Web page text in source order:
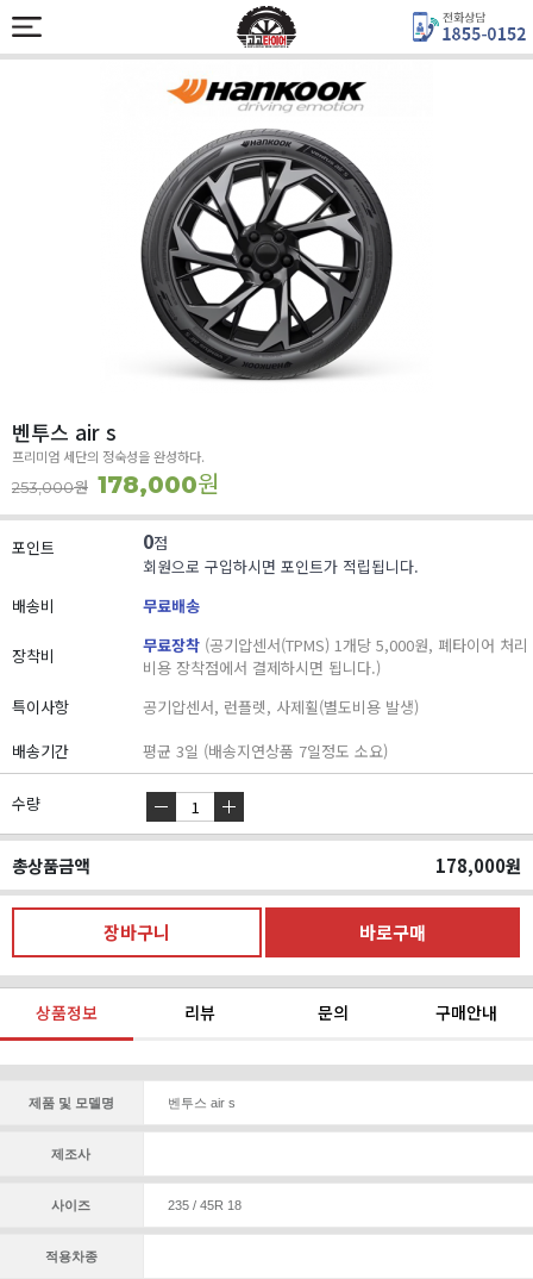
벤투스 air s
프리미엄 세단의 정숙성을 완성하다.
253,000원 178,000원
포인트 0점
회원으로 구입하시면 포인트가 적립됩니다.
배송비
무료배송
장착비 무료장착 (공기압센서(TPMS) 1개당 5,000원, 폐타이어 처리
비용 장착점에서 결제하시면 됩니다.)
특이사항
공기압센서, 런플렛, 사제휠(별도비용 발생)
배송기간
평균 3일 (배송지연상품 7일정도 소요)
수량
총상품금액 178,000원
상품정보 리뷰 문의 구매안내
제품 및 모델명 벤투스 air s
제조사
사이즈 235 / 45R 18
적용차종